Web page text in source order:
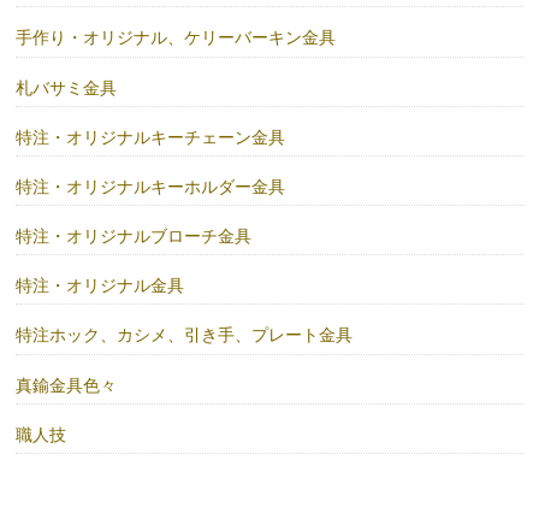
手作り・オリジナル、ケリーバーキン金具
札バサミ金具
特注・オリジナルキーチェーン金具
特注・オリジナルキーホルダー金具
特注・オリジナルブローチ金具
特注・オリジナル金具
特注ホック、カシメ、引き手、プレート金具
真鍮金具色々
職人技